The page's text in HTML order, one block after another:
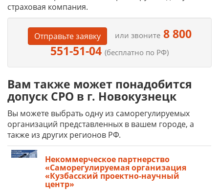
страховая компания.
Отправьте заявку или звоните8 800
551-51-04 (бесплатно по РФ)
Вам также может понадобится
допуск СРО в г. Новокузнецк
Вы можете выбрать одну из саморегулируемых
организаций представленных в вашем городе, а
также из других регионов РФ.
Некоммерческое партнерство
«Саморегулируемая организация
«Кузбасский проектно-научный
центр»